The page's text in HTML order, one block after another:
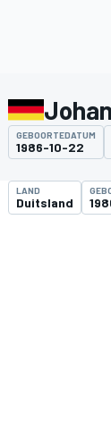
GEBOORTEDATUM
1986-10-22
LAND
Duitsland